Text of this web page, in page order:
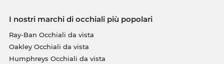
I nostri marchi di occhiali più popolari
Ray-Ban Occhiali da vista
Oakley Occhiali da vista
Humphreys Occhiali da vista